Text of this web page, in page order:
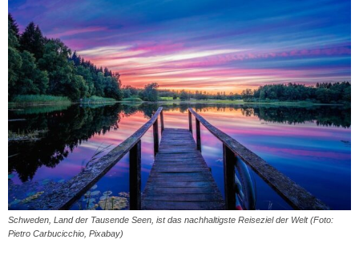
Schweden, Land der Tausende Seen, ist das nachhaltigste Reiseziel der Welt (Foto:
Pietro Carbucicchio, Pixabay)